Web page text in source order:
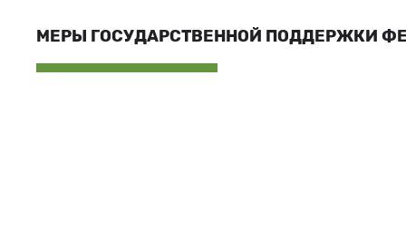
МЕРЫ ГОСУДАРСТВЕННОЙ ПОДДЕРЖКИ